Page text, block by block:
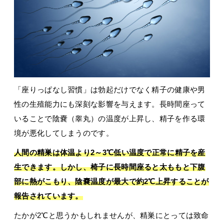
「座りっぱなし習慣」は勃起だけでなく精子の健康や男
性の生殖能力にも深刻な影響を与えます。長時間座って
いることで陰嚢（睾丸）の温度が上昇し、精子を作る環
境が悪化してしまうのです。
人間の精巣は体温より2～3℃低い温度で正常に精子を産
生できます。しかし、椅子に長時間座ると太ももと下腹
部に熱がこもり、陰嚢温度が最大で約2℃上昇することが
報告されています。
たかが2℃と思うかもしれませんが、精巣にとっては致命